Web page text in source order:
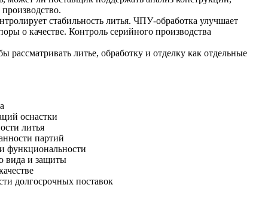
стабильность литья. ЧПУ-обработка улучшает
о качестве. Контроль серийного производства
литье, обработку и отделку как отдельные
оснастки
литья
партий
функциональности
вида и защиты
долгосрочных поставок